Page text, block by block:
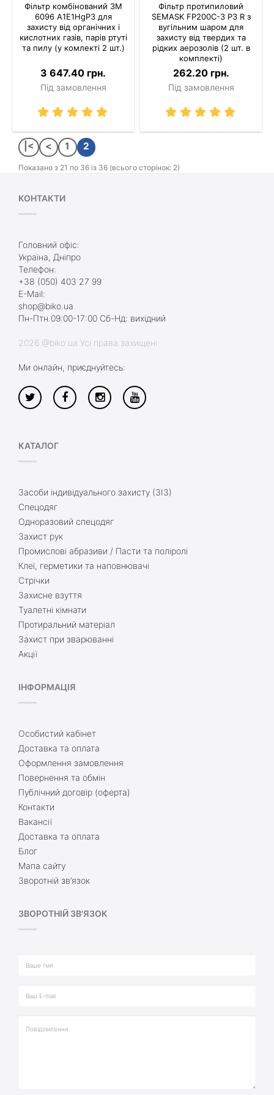
Фільтр комбінований 3M
6096 A1E1HgP3 для
захисту від органічних і
кислотних газів, парів ртуті
та пилу (у комлекті 2 шт.)
3 647.40 грн.
Під замовлення
Фільтр протипиловий
SEMASK FP200C-3 P3 R з
вугільним шаром для
захисту від твердих та
рідких аерозолів (2 шт. в
комплекті)
262.20 грн.
Під замовлення
|< < 1 2
Показано з 21 по 36 із 36 (всього сторінок: 2)
КОНТАКТИ
Головний офіс:
Україна, Дніпро
Телефон:
+38 (050) 403 27 99
E-Mail:
shop@biko.ua
Пн-Птн 09:00-17:00 Сб-Нд: вихідний
2026 @biko.ua Усі права захищені
Ми онлайн, приєднуйтесь:
КАТАЛОГ
Засоби індивідуального захисту (ЗІЗ)
Спецодяг
Одноразовий спецодяг
Захист рук
Промислові абразиви / Пасти та поліролі
Клеї, герметики та наповнювачі
Стрічки
Захисне взуття
Туалетні кімнати
Протиральний матеріал
Захист при зварюванні
Акції
ІНФОРМАЦІЯ
Особистий кабінет
Доставка та оплата
Оформлення замовлення
Повернення та обмін
Публічний договір (оферта)
Контакти
Вакансії
Доставка та оплата
Блог
Мапа сайту
Зворотній зв’язок
ЗВОРОТНІЙ ЗВ'ЯЗОК